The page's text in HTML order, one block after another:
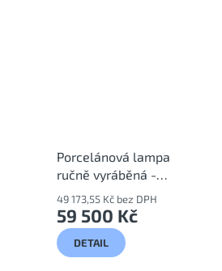
Porcelánová lampa
ručně vyráběná -
design Afrodite
SKU/4535
49 173,55 Kč bez DPH
59 500 Kč
DETAIL